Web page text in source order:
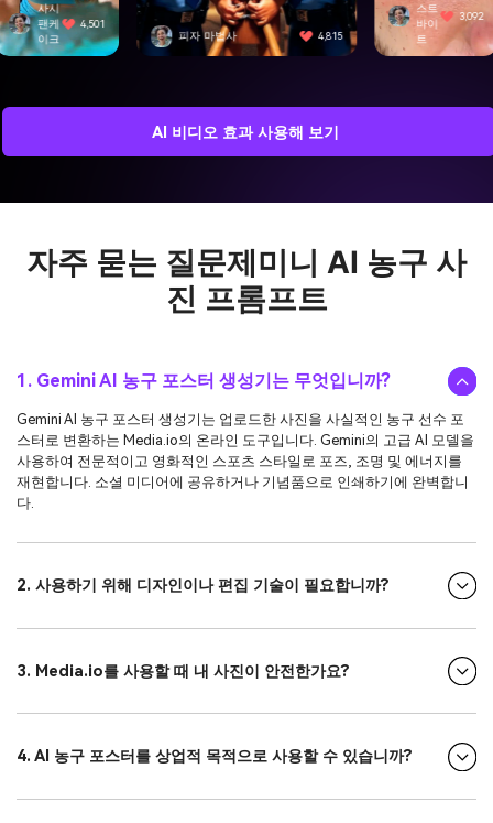
마법사 4,815
스트
바이
트
3,092
스위프트 에지
AI 비디오 효과 사용해 보기
자주 묻는 질문제미니 AI 농구 사
진 프롬프트
1. Gemini AI 농구 포스터 생성기는 무엇입니까?
Gemini AI 농구 포스터 생성기는 업로드한 사진을 사실적인 농구 선수 포
스터로 변환하는 Media.io의 온라인 도구입니다. Gemini의 고급 AI 모델을
사용하여 전문적이고 영화적인 스포츠 스타일로 포즈, 조명 및 에너지를
재현합니다. 소셜 미디어에 공유하거나 기념품으로 인쇄하기에 완벽합니
다.
2. 사용하기 위해 디자인이나 편집 기술이 필요합니까?
3. Media.io를 사용할 때 내 사진이 안전한가요?
4. AI 농구 포스터를 상업적 목적으로 사용할 수 있습니까?